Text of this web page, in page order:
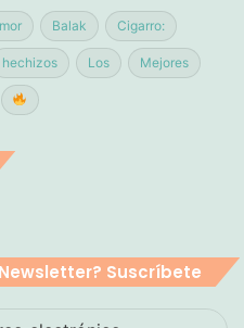
Balak Cigarro:
hechizos Los Mejores
Suscríbete